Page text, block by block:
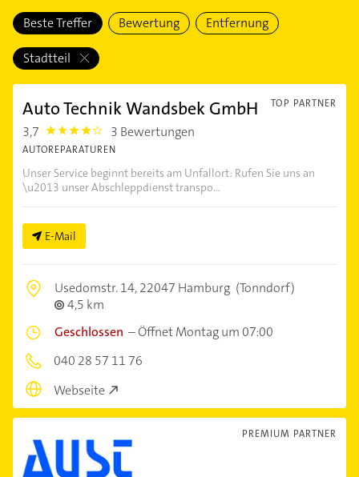
Beste Treffer Bewertung Entfernung
Stadtteil
TOP PARTNER
Auto Technik Wandsbek GmbH
3,7 3.7 3 Bewertungen
AUTOREPARATUREN
Unser Service beginnt bereits am Unfallort: Rufen Sie uns an
\u2013 unser Abschleppdienst transpo...
E-Mail
Usedomstr. 14,22047 Hamburg (Tonndorf)
4,5 km
Geschlossen –Öffnet Montag um 07:00
040 28 57 11 76
Webseite
PREMIUM PARTNER